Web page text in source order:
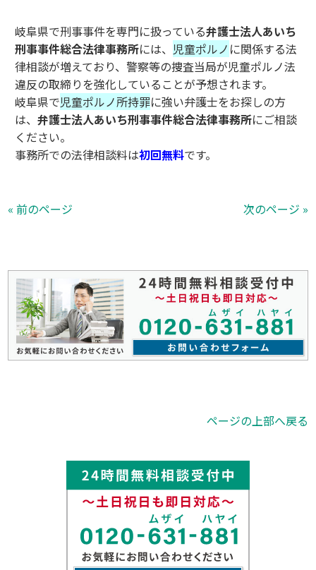
岐阜県で刑事事件を専門に扱っている弁護士法人あいち
刑事事件総合法律事務所には、 児童ポルノ に関係する法
律相談が増えており、警察等の捜査当局が児童ポルノ法
違反の取締りを強化していることが予想されます。
岐阜県で児童ポルノ所持罪に強い弁護士をお探しの方
は、弁護士法人あいち刑事事件総合法律事務所にご相談
ください。
事務所での法律相談料は初回無料です。
« 前のページ 次のページ »
ページの上部へ戻る